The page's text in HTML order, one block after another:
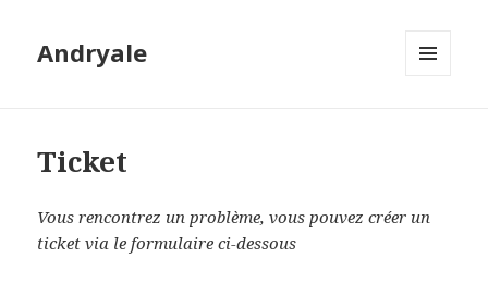
Andryale
Ticket
Vous rencontrez un problème, vous pouvez créer un
ticket via le formulaire ci-dessous